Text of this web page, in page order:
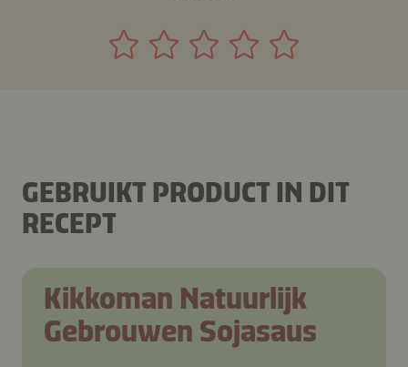
GEBRUIKT PRODUCT IN DIT
RECEPT
Kikkoman Natuurlijk
Gebrouwen Sojasaus